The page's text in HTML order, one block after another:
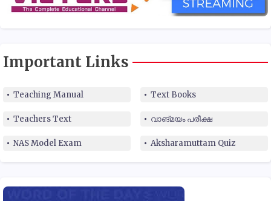
Important Links
Teaching Manual Text Books
Teachers Text വാങ്മയം പരീക്ഷ
NAS Model Exam Aksharamuttam Quiz